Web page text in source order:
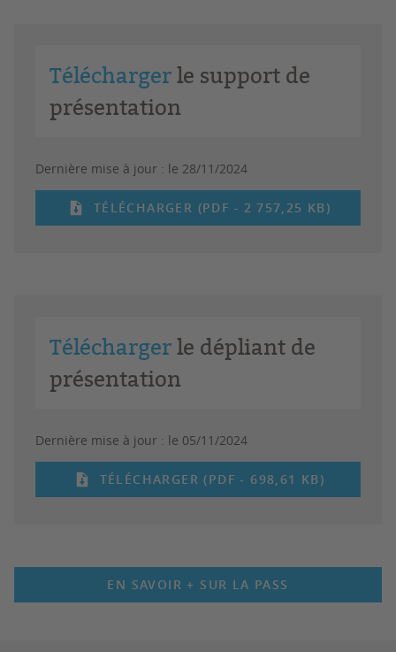
Téléchargerle support de
présentation
Dernière mise à jour : le 28/11/2024
TÉLÉCHARGER (PDF - 2 757,25 KB)
Téléchargerle dépliant de
présentation
Dernière mise à jour : le 05/11/2024
TÉLÉCHARGER (PDF - 698,61 KB)
EN SAVOIR + SUR LA PASS